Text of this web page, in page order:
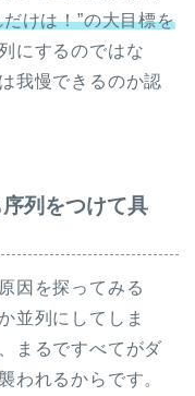
けは！”の大目標を
にするのではな
我慢できるのか認
列をつけて具
因を探ってみる
並列にしてしま
まるですべてがダ
われるからです。